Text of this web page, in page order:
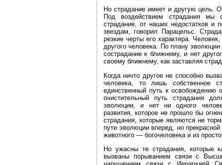
Но страдание имеет и другую цель.
Под воздействием страдания мы
страдание, от наших недостатков и
звездам, говорил Парацельс.
резкие черты его характера.
другого человека. По плану
сострадание к ближнему, и нет
своему ближнему, как заставляя
Когда ничто другое не способно
человека, то лишь собственное
единственный путь к освобождению
очистительный путь страдания
эволюции, и нет ни одного
развития, которое не прошло бы
страдания, которые являются не
пути эволюции вперед, но
животного — богочеловека и из
Но ужасны те страдания, которые
вызваны порыванием связи с